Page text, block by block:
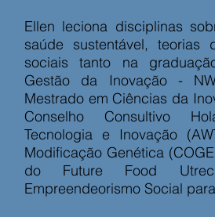
Ellen leciona disciplinas
saúde sustentável, teorias
sociais tanto na
Gestão da Inovação -
Mestrado em Ciências da
Conselho Consultivo
Tecnologia e Inovação
Modificação Genética
do Future Food
Empreendeorismo Social